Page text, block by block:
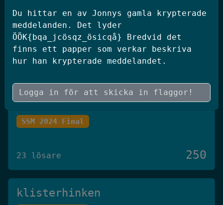
JWT Blog
SSM 2026 Kval
19 lösare
Skógræktin
SSM 2024 Final
23 lösare 250
klisterhinken
Du hittar en av Jonnys gamla krypterade
meddelanden. Det lyder
ÖÖK{bqa_jcösqz_ösicqå} Bredvid det
finns ett papper som verkar beskriva
hur han krypterade meddelandet.